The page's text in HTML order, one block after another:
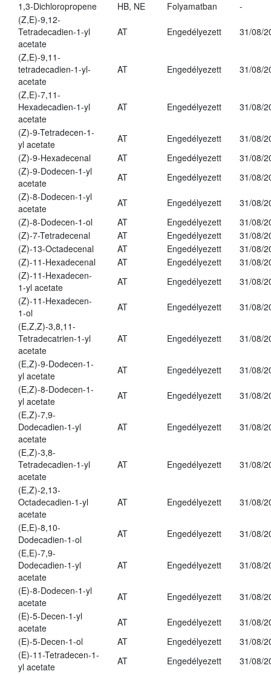
1,3-Dichloropropene HB, NE Folyamatban
-
(Z,E)-9,12-
Tetradecadien-1-yl
acetate
AT Engedélyezett 31/08/
(Z,E)-9,11-
tetradecadien-1-yl-
acetate
AT Engedélyezett 31/08/
(Z,E)-7,11-
Hexadecadien-1-yl
acetate
AT Engedélyezett 31/08/
(Z)-9-Tetradecen-1-
yl acetate
AT Engedélyezett
31/08/
(Z)-9-Hexadecenal
AT Engedélyezett
31/08/
(Z)-9-Dodecen-1-yl
acetate
AT Engedélyezett
31/08/
(Z)-8-Dodecen-1-yl
acetate
AT Engedélyezett
31/08/
(Z)-8-Dodecen-1-ol
AT Engedélyezett
31/08/
(Z)-7-Tetradecenal
AT Engedélyezett
31/08/
(Z)-13-Octadecenal
AT Engedélyezett
31/08/
(Z)-11-Hexadecenal
AT Engedélyezett
31/08/
(Z)-11-Hexadecen-
1-yl acetate
AT Engedélyezett
31/08/
(Z)-11-Hexadecen-
1-ol
AT Engedélyezett
31/08/
(E,Z,Z)-3,8,11-
Tetradecatrien-1-yl
acetate
AT Engedélyezett 31/08/
(E,Z)-9-Dodecen-1-
yl acetate
AT Engedélyezett
31/08/
(E,Z)-8-Dodecen-1-
yl acetate
AT Engedélyezett
31/08/
(E,Z)-7,9-
Dodecadien-1-yl
acetate
AT Engedélyezett 31/08/
(E,Z)-3,8-
Tetradecadien-1-yl
acetate
AT Engedélyezett 31/08/
(E,Z)-2,13-
Octadecadien-1-yl
acetate
AT Engedélyezett 31/08/
(E,E)-8,10-
Dodecadien-1-ol
AT Engedélyezett
31/08/
(E,E)-7,9-
Dodecadien-1-yl
acetate
AT Engedélyezett 31/08/
(E)-8-Dodecen-1-yl
acetate
AT Engedélyezett
31/08/
(E)-5-Decen-1-yl
acetate
AT Engedélyezett
31/08/
(E)-5-Decen-1-ol
AT Engedélyezett
31/08/
(E)-11-Tetradecen-1-
yl acetate
AT Engedélyezett 31/08/